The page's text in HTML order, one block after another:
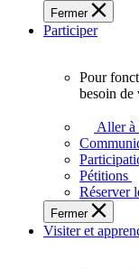
des
Ontariennes
et
Fermer
Participer
plein
potentiel,
l'Assemblée
a
besoin
de
Pour
besoin de
Aller à
Pétitions
Réserver
Fermer
Visiter et